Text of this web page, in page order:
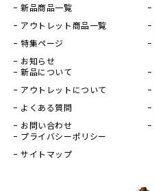
新品商品一覧
アウトレット商品一覧
特集ページ
お知らせ
新品について
アウトレットについて
よくある質問
お問い合わせ
プライバシーポリシー
サイトマップ